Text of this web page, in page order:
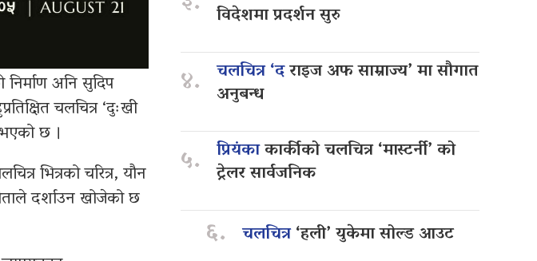
अनि सुदिप
चलचित्र ‘दुःखी
छ ।
भित्रको चरित्र, यौन
दर्शाउन खोजेको छ
विदेशमा प्रदर्शन सुरु
४. चलचित्र ‘दराइज अफ साम्राज्य’ मा सौगात
अनुबन्ध
५. प्रियंकाकार्कीको चलचित्र ‘मास्टर्नी’ को
ट्रेलर सार्वजनिक
६. चलचित्र‘हली’ युकेमा सोल्ड आउट